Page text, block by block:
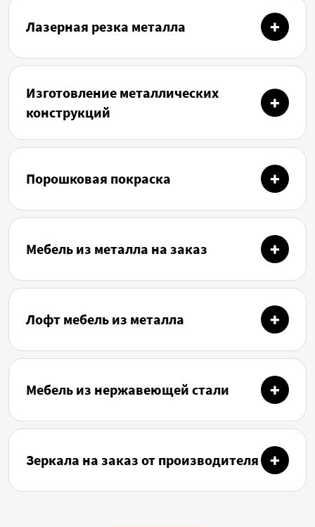
Лазерная резка металла
Изготовление металлических
конструкций
Порошковая покраска
Мебель из металла на заказ
Лофт мебель из металла
Мебель из нержавеющей стали
Зеркала на заказ от производителя